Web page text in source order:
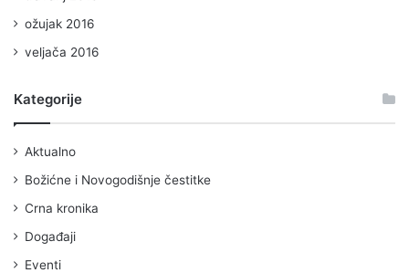
ožujak 2016
veljača 2016
Kategorije
Aktualno
Božićne i Novogodišnje čestitke
Crna kronika
Događaji
Eventi